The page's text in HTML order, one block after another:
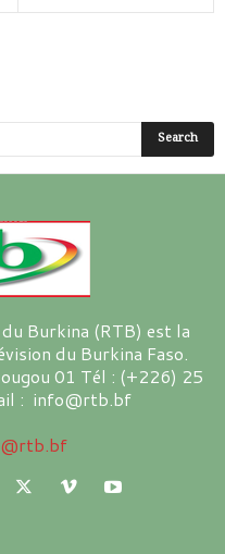
Burkina (RTB) est la
du Burkina Faso.
01 Tél : (+226) 25
: info@rtb.bf